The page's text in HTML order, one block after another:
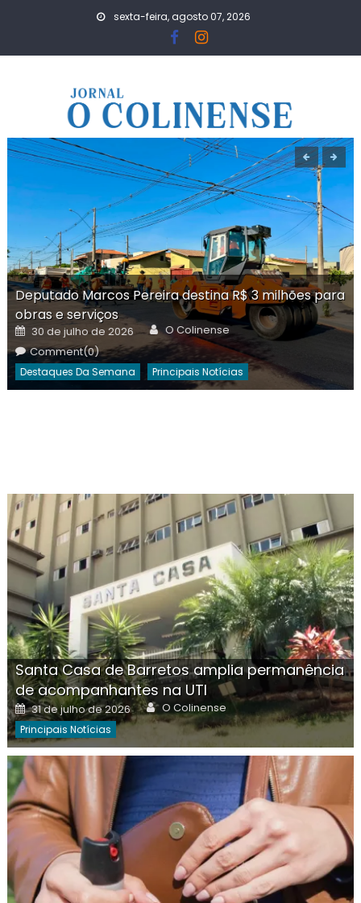
sexta-feira, agosto 07, 2026
Deputado Marcos Pereira destina R$ 3 milhões para
obras e serviços
Posted
on
30 de julho de 2026 Author
O Colinense
Comment(0)
Destaques Da Semana Principais Notícias
Santa Casa de Barretos amplia permanência
de acompanhantes na UTI
Posted
on
31 de julho de 2026 Author
O Colinense
Principais Notícias